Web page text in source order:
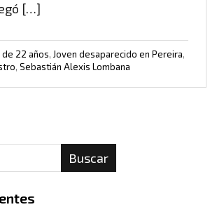
[…]
de 22 años, Joven desaparecido en Pereira,
, Sebastián Alexis Lombana
Buscar